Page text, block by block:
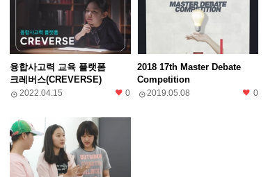
융합사고력 교육 플랫폼
크레버스(CREVERSE)
2022.04.15 0
2018 17th Master Debate
Competition
2019.05.08 0